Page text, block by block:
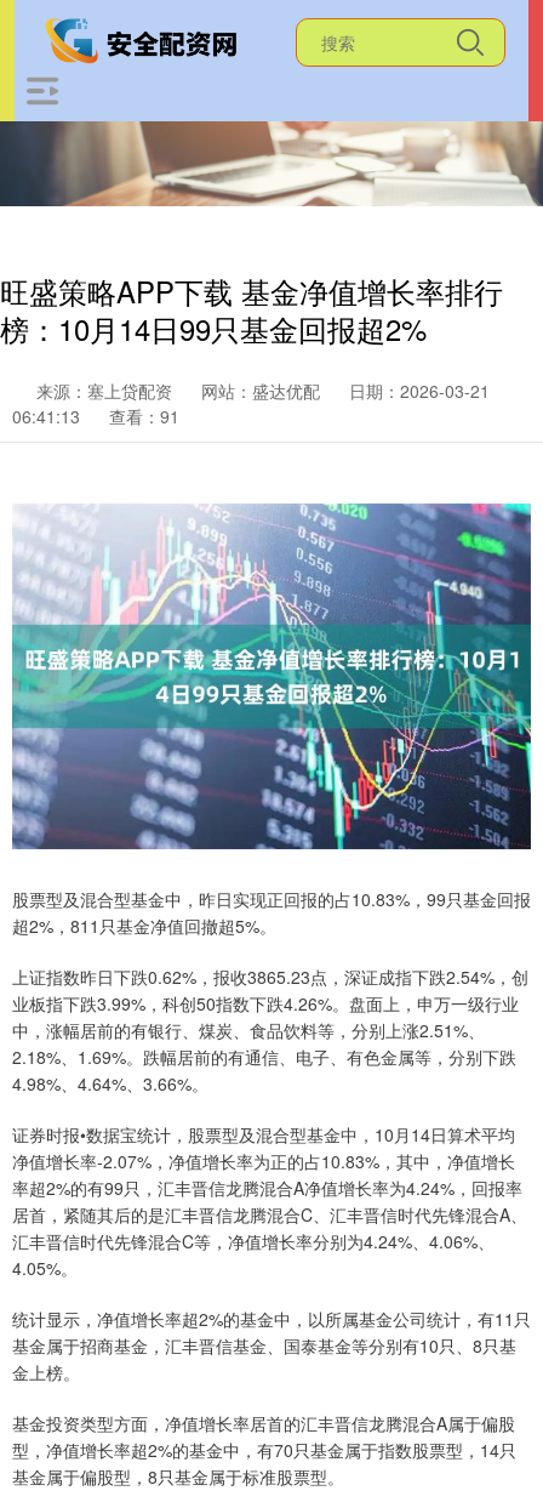
旺盛策略APP下载 基金净值增长率排行
榜：10月14日99只基金回报超2%
来源：塞上贷配资 网站：盛达优配
日期：2026-03-21
06:41:13
查看：91
股票型及混合型基金中，昨日实现正回报的占10.83%，99只基金回报
超2%，811只基金净值回撤超5%。
上证指数昨日下跌0.62%，报收3865.23点，深证成指下跌2.54%，创
业板指下跌3.99%，科创50指数下跌4.26%。盘面上，申万一级行业
中，涨幅居前的有银行、煤炭、食品饮料等，分别上涨2.51%、
2.18%、1.69%。跌幅居前的有通信、电子、有色金属等，分别下跌
4.98%、4.64%、3.66%。
证券时报•数据宝统计，股票型及混合型基金中，10月14日算术平均
净值增长率-2.07%，净值增长率为正的占10.83%，其中，净值增长
率超2%的有99只，汇丰晋信龙腾混合A净值增长率为4.24%，回报率
居首，紧随其后的是汇丰晋信龙腾混合C、汇丰晋信时代先锋混合A、
汇丰晋信时代先锋混合C等，净值增长率分别为4.24%、4.06%、
4.05%。
统计显示，净值增长率超2%的基金中，以所属基金公司统计，有11只
基金属于招商基金，汇丰晋信基金、国泰基金等分别有10只、8只基
金上榜。
基金投资类型方面，净值增长率居首的汇丰晋信龙腾混合A属于偏股
型，净值增长率超2%的基金中，有70只基金属于指数股票型，14只
基金属于偏股型，8只基金属于标准股票型。